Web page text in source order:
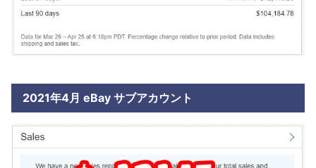
2021年4月 eBay サブアカウント